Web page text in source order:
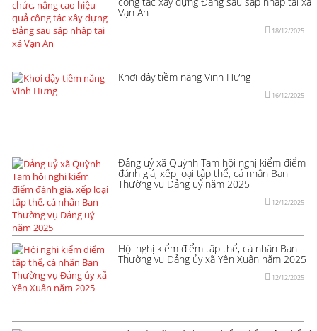
Vạn An
18/12/2025
Khơi dậy tiềm năng Vinh Hưng
16/12/2025
Đảng uỷ xã Quỳnh Tam hội nghị kiểm điểm
đánh giá, xếp loại tập thể, cá nhân Ban
Thường vụ Đảng uỷ năm 2025
12/12/2025
Hội nghị kiểm điểm tập thể, cá nhân Ban
Thường vụ Đảng ủy xã Yên Xuân năm 2025
12/12/2025